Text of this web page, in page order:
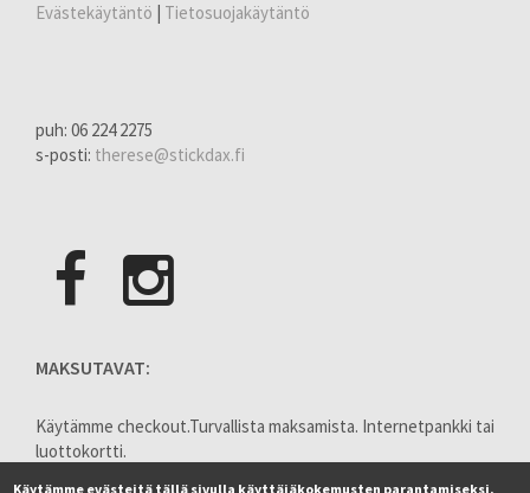
Evästekäytäntö | Tietosuojakäytäntö
puh: 06 224 2275
s-posti: therese@stickdax.fi
MAKSUTAVAT:
Käytämme checkout.Turvallista maksamista. Internetpankki tai
luottokortti.
Käytämme evästeitä tällä sivulla käyttäjäkokemusten parantamiseksi.